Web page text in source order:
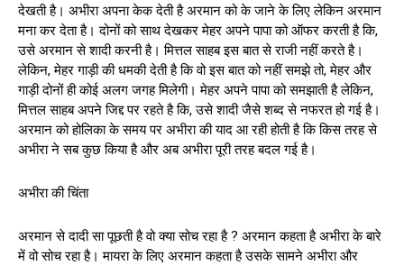
देखती है। अभीरा अपना केक देती है अरमान को के जाने के लिए लेकिन अरमान
मना कर देता है। दोनों को साथ देखकर मेहर अपने पापा को ऑफर करती है कि,
उसे अरमान से शादी करनी है। मित्तल साहब इस बात से राजी नहीं करते है।
लेकिन, मेहर गाड़ी की धमकी देती है कि वो इस बात को नहीं समझे तो, मेहर और
गाड़ी दोनों ही कोई अलग जगह मिलेगी। मेहर अपने पापा को समझाती है लेकिन,
मित्तल साहब अपने जिद्द पर रहते है कि, उसे शादी जैसे शब्द से नफरत हो गई है।
अरमान को होलिका के समय पर अभीरा की याद आ रही होती है कि किस तरह से
अभीरा ने सब कुछ किया है और अब अभीरा पूरी तरह बदल गई है।
अभीरा की चिंता
अरमान से दादी सा पूछती है वो क्या सोच रहा है ? अरमान कहता है अभीरा के बारे
में वो सोच रहा है। मायरा के लिए अरमान कहता है उसके सामने अभीरा और